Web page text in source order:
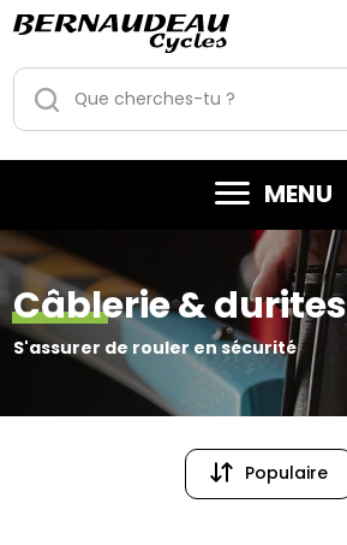
MENU
Câblerie & durites
S'assurer de rouler en sécurité
Populaire